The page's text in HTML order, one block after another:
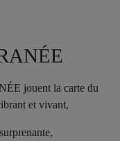
jouent la carte du
et vivant,